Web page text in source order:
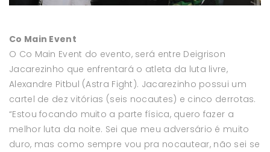
Co Main Event
O Co Main Event do evento, será entre Deigrison
Jacarezinho que enfrentará o atleta da luta livre,
Alexandre Pitbul (Astra Fight). Jacarezinho possui um
cartel de dez vitórias (seis nocautes) e cinco derrotas.
“Estou focando muito a parte física, quero fazer a
melhor luta da noite. Sei que meu adversário é muito
duro, mas como sempre vou pra nocautear, não sei se